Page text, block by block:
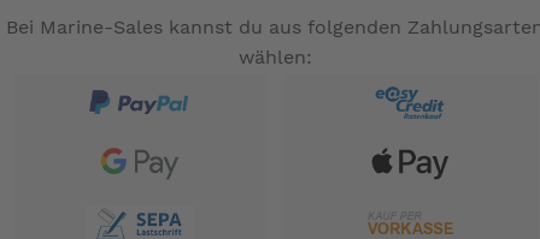
Bei Marine-Sales kannst du aus folgenden
wählen: